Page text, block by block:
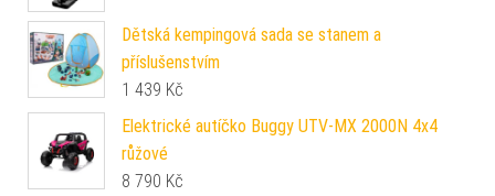
Dětská kempingová sada se stanem a
příslušenstvím
1 439 Kč
Elektrické autíčko Buggy UTV-MX 2000N 4x4
růžové
8 790 Kč